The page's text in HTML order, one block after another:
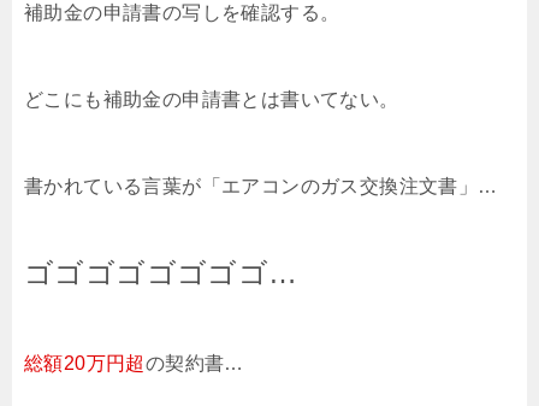
補助金の申請書の写しを確認する。
どこにも補助金の申請書とは書いてない。
書かれている言葉が「エアコンのガス交換注文書」…
ゴゴゴゴゴゴゴゴ…
総額20万円超の契約書…